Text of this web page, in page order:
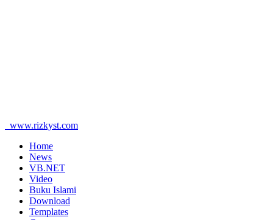
www.rizkyst.com
Home
News
VB.NET
Video
Buku Islami
Download
Templates